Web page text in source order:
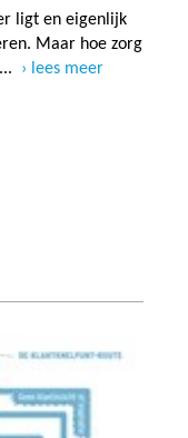
ligt en eigenlijk
Maar hoe zorg
lees meer